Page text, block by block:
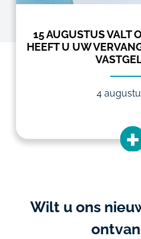
15 AUGUSTUS VALT
HEEFT U UW
4
Wilt u ons